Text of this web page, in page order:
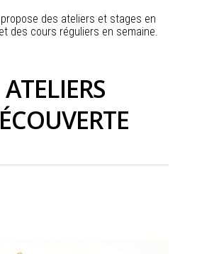
des ateliers et stages en
des cours réguliers en semaine.
ATELIERS